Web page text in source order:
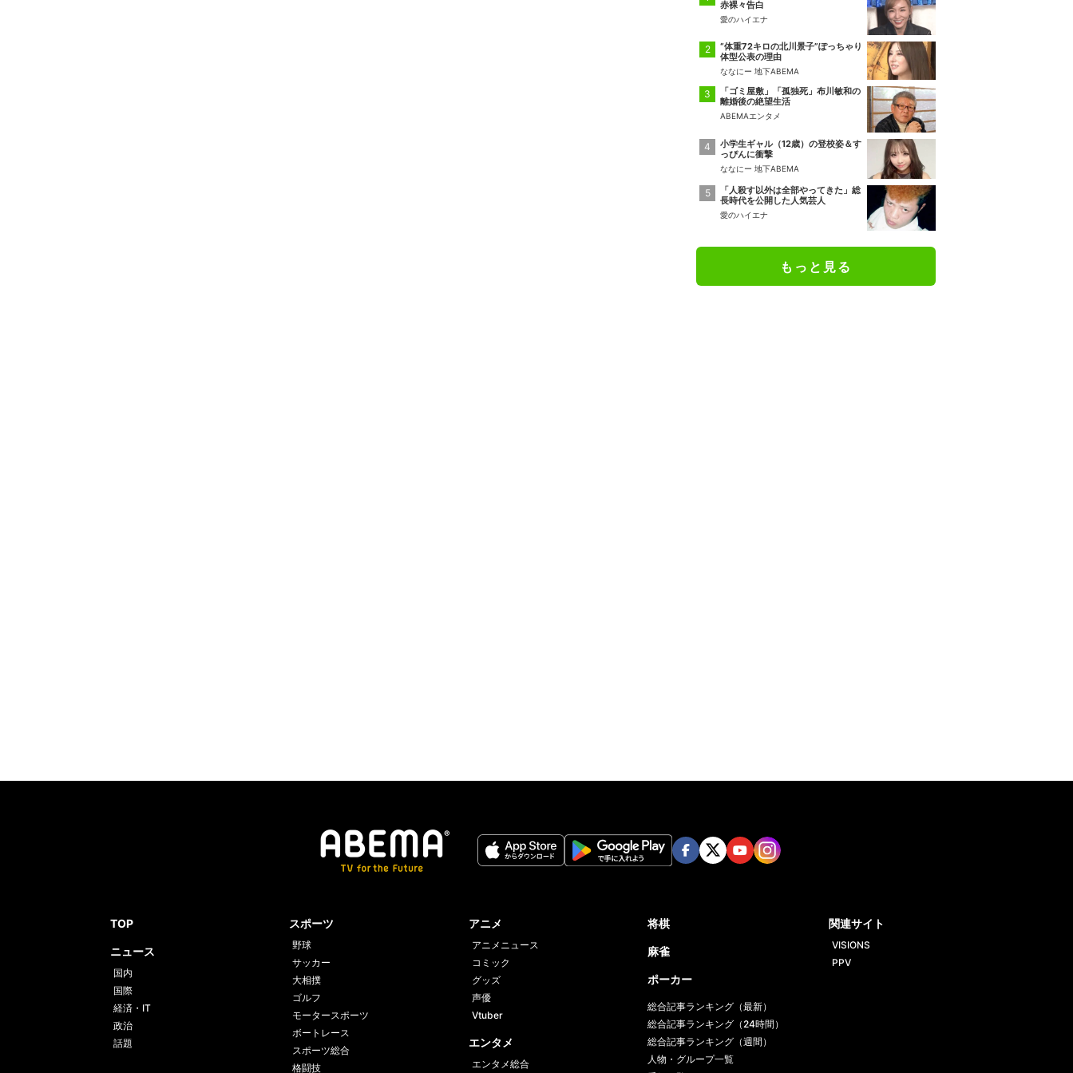
赤裸々告白
愛のハイエナ
“体重72キロの北川景子”ぽっちゃり
体型公表の理由
ななにー 地下ABEMA
「ゴミ屋敷」「孤独死」布川敏和の
離婚後の絶望生活
ABEMAエンタメ
小学生ギャル（12歳）の登校姿＆す
っぴんに衝撃
ななにー 地下ABEMA
「人殺す以外は全部やってきた」総
長時代を公開した人気芸人
愛のハイエナ
もっと見る
TOP
ニュース
国内
国際
経済・IT
政治
話題
スポーツ
野球
サッカー
大相撲
ゴルフ
モータースポーツ
ボートレース
スポーツ総合
格闘技
アニメ
アニメニュース
コミック
グッズ
声優
Vtuber
エンタメ
エンタメ総合
将棋
麻雀
ポーカー
総合記事ランキング（最新）
総合記事ランキング（24時間）
総合記事ランキング（週間）
人物・グループ一覧
関連サイト
VISIONS
PPV